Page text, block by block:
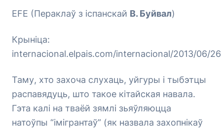
EFE (Пераклаў з іспанскай В. Буйвал)
Крыніца:
internacional.elpais.com/internacional/2013/06/
Таму, хто захоча слухаць, уйгуры і тыбэтцы
распавядуць, што такое кітайская навала.
Гэта калі на тваёй зямлі зьяўляюцца
натоўпы “імігрантаў” (як назвала захопнікаў